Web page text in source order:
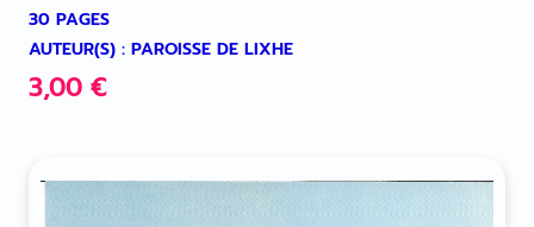
30 PAGES
AUTEUR(S) : PAROISSE DE LIXHE
3,00 €